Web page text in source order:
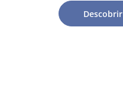
Descobrir